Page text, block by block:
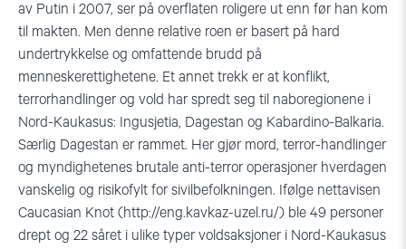
av Putin i 2007, ser på overflaten roligere ut enn før han kom
til makten. Men denne relative roen er basert på hard
undertrykkelse og omfattende brudd på
menneskerettighetene. Et annet trekk er at konflikt,
terrorhandlinger og vold har spredt seg til naboregionene i
Nord-Kaukasus: Ingusjetia, Dagestan og Kabardino-Balkaria.
Særlig Dagestan er rammet. Her gjør mord, terror-handlinger
og myndighetenes brutale anti-terror operasjoner hverdagen
vanskelig og risikofylt for sivilbefolkningen. Ifølge nettavisen
Caucasian Knot (http://eng.kavkaz-uzel.ru/) ble 49 personer
drept og 22 såret i ulike typer voldsaksjoner i Nord-Kaukasus